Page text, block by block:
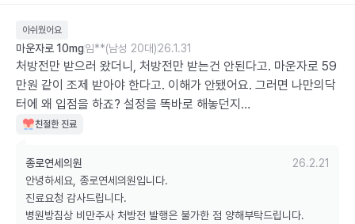
아쉬웠어요
마운자로 10mg임**(남성 20대)26.1.31
처방전만 받으러 왔더니, 처방전만 받는건 안된다고. 마운자로 59
만원 같이 조제 받아야 한다고. 이해가 안됐어요. 그러면 나만의닥
터에 왜 입점을 하죠? 설정을 똑바로 해놓던지…
친절한 진료
종로연세의원
26.2.21
안녕하세요, 종로연세의원입니다.
진료요청 감사드립니다.
병원방침상 비만주사 처방전 발행은 불가한 점 양해부탁드립니다.